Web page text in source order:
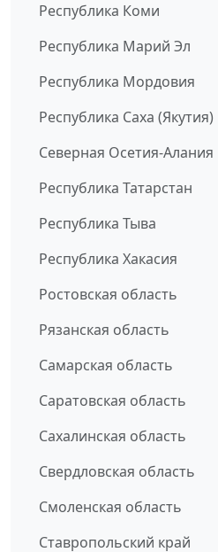
Республика Коми
Республика Марий Эл
Республика Мордовия
Республика Саха (Якутия)
Северная Осетия-Алания
Республика Татарстан
Республика Тыва
Республика Хакасия
Ростовская область
Рязанская область
Самарская область
Саратовская область
Сахалинская область
Свердловская область
Смоленская область
Ставропольский край